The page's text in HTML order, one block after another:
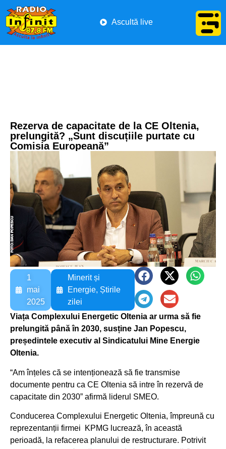
Ascultă live
Rezerva de capacitate de la CE Oltenia,
prelungită? „Sunt discuțiile purtate cu
Comisia Europeană”
1
mai
2025
Minerit și
Energie, Știrile
zilei
Viața Complexului Energetic Oltenia ar urma să fie
prelungită până în 2030, susține Jan Popescu,
președintele executiv al Sindicatului Mine Energie
Oltenia.
“Am înțeles că se intenționează să fie transmise
documente pentru ca CE Oltenia să intre în rezervă de
capacitate din 2030” afirmă liderul SMEO.
Conducerea Complexului Energetic Oltenia, împreună cu
reprezentanții firmei KPMG lucrează, în această
perioadă, la refacerea planului de restructurare. Potrivit